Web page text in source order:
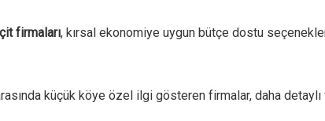
firmaları, kırsal ekonomiye uygun bütçe dostu
küçük köye özel ilgi gösteren firmalar, daha